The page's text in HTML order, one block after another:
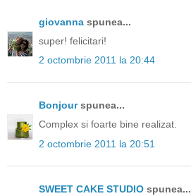
giovanna spunea...
super! felicitari!
2 octombrie 2011 la 20:44
Bonjourspunea...
Complex si foarte bine realizat.
2 octombrie 2011 la 20:51
SWEET CAKE STUDIO spunea...